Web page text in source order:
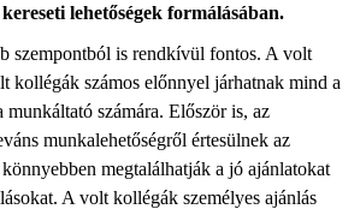
lehetőségek formálásában.
szempontból is rendkívül fontos. A volt
kollégák számos előnnyel járhatnak mind a
számára. Először is, az
munkalehetőségről értesülnek az
megtalálhatják a jó ajánlatokat
A volt kollégák személyes ajánlás